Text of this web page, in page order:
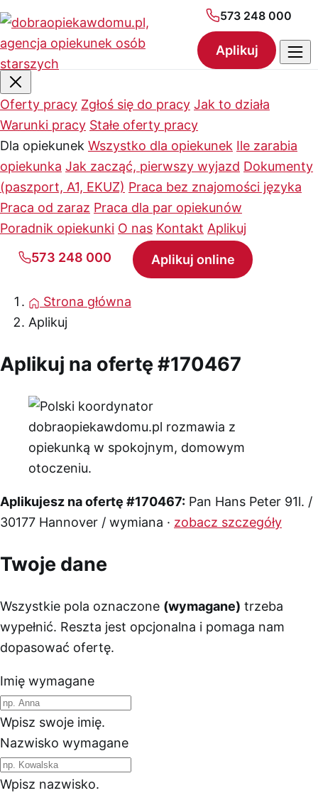
573 248 000
Aplikuj
Oferty pracy Zgłoś się do pracy Jak to działa
Warunki pracy Stałe oferty pracy
Dla opiekunek Wszystko dla opiekunek Ile zarabia
opiekunka Jak zacząć, pierwszy wyjazd Dokumenty
(paszport, A1, EKUZ) Praca bez znajomości języka
Praca od zaraz Praca dla par opiekunów
Poradnik opiekunki O nas Kontakt Aplikuj
573 248 000
Aplikuj online
Strona główna
Aplikuj
Aplikuj na ofertę #170467
Aplikujesz na ofertę #170467: Pan Hans Peter 91l. /
30177 Hannover / wymiana · zobacz szczegóły
Twoje dane
Wszystkie pola oznaczone (wymagane) trzeba
wypełnić. Reszta jest opcjonalna i pomaga nam
dopasować ofertę.
Imię wymagane
Wpisz swoje imię.
Nazwisko wymagane
Wpisz nazwisko.